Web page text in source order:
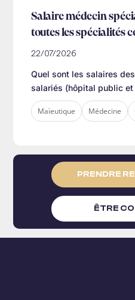
Salaire médecin
toutes les spécialités
22/07/2026
Quel sont les salaires
salariés (hôpital public et
Maïeutique Médecine
PRENDRE
ÊTRE